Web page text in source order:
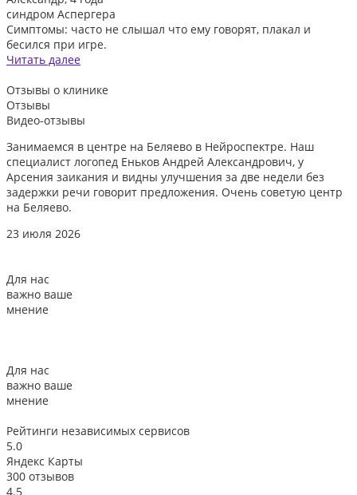
синдром Аспергера
Симптомы: часто не слышал что ему говорят, плакал и
бесился при игре.
Читать далее
Отзывы о клинике
Отзывы
Видео-отзывы
Занимаемся в центре на Беляево в Нейроспектре. Наш
специалист логопед Еньков Андрей Александрович, у
Арсения заикания и видны улучшения за две недели без
задержки речи говорит предложения. Очень советую центр
на Беляево.
23 июля 2026
Для нас
важно ваше
мнение
Для нас
важно ваше
мнение
Рейтинги независимых сервисов
5.0
Яндекс Карты
300 отзывов
4.5